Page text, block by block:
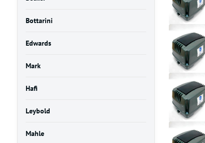
Bottarini
Edwards
Mark
Hafi
Leybold
Mahle